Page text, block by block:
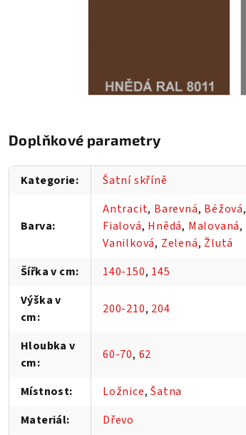
Doplňkové parametry
Kategorie: Šatní skříně
Barva:
Antracit, Barevná, Béžová,
Fialová, Hnědá, Malovaná,
Vanilková, Zelená, Žlutá
Šířka v cm: 140-150, 145
Výška v
cm:
200-210, 204
Hloubka v
cm:
60-70, 62
Místnost: Ložnice,Šatna
Materiál: Dřevo